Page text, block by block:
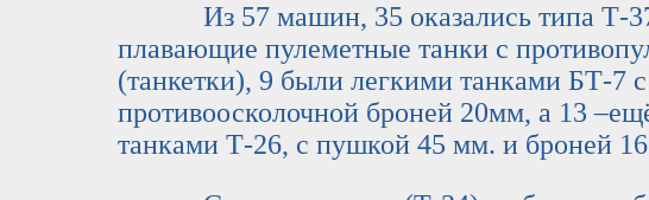
Из 57 машин, 35 оказались типа Т-
плавающие пулеметные танки с
(танкетки), 9 были легкими танками БТ-7
противоосколочной броней 20мм, а 13
танками Т-26, с пушкой 45 мм. и броней